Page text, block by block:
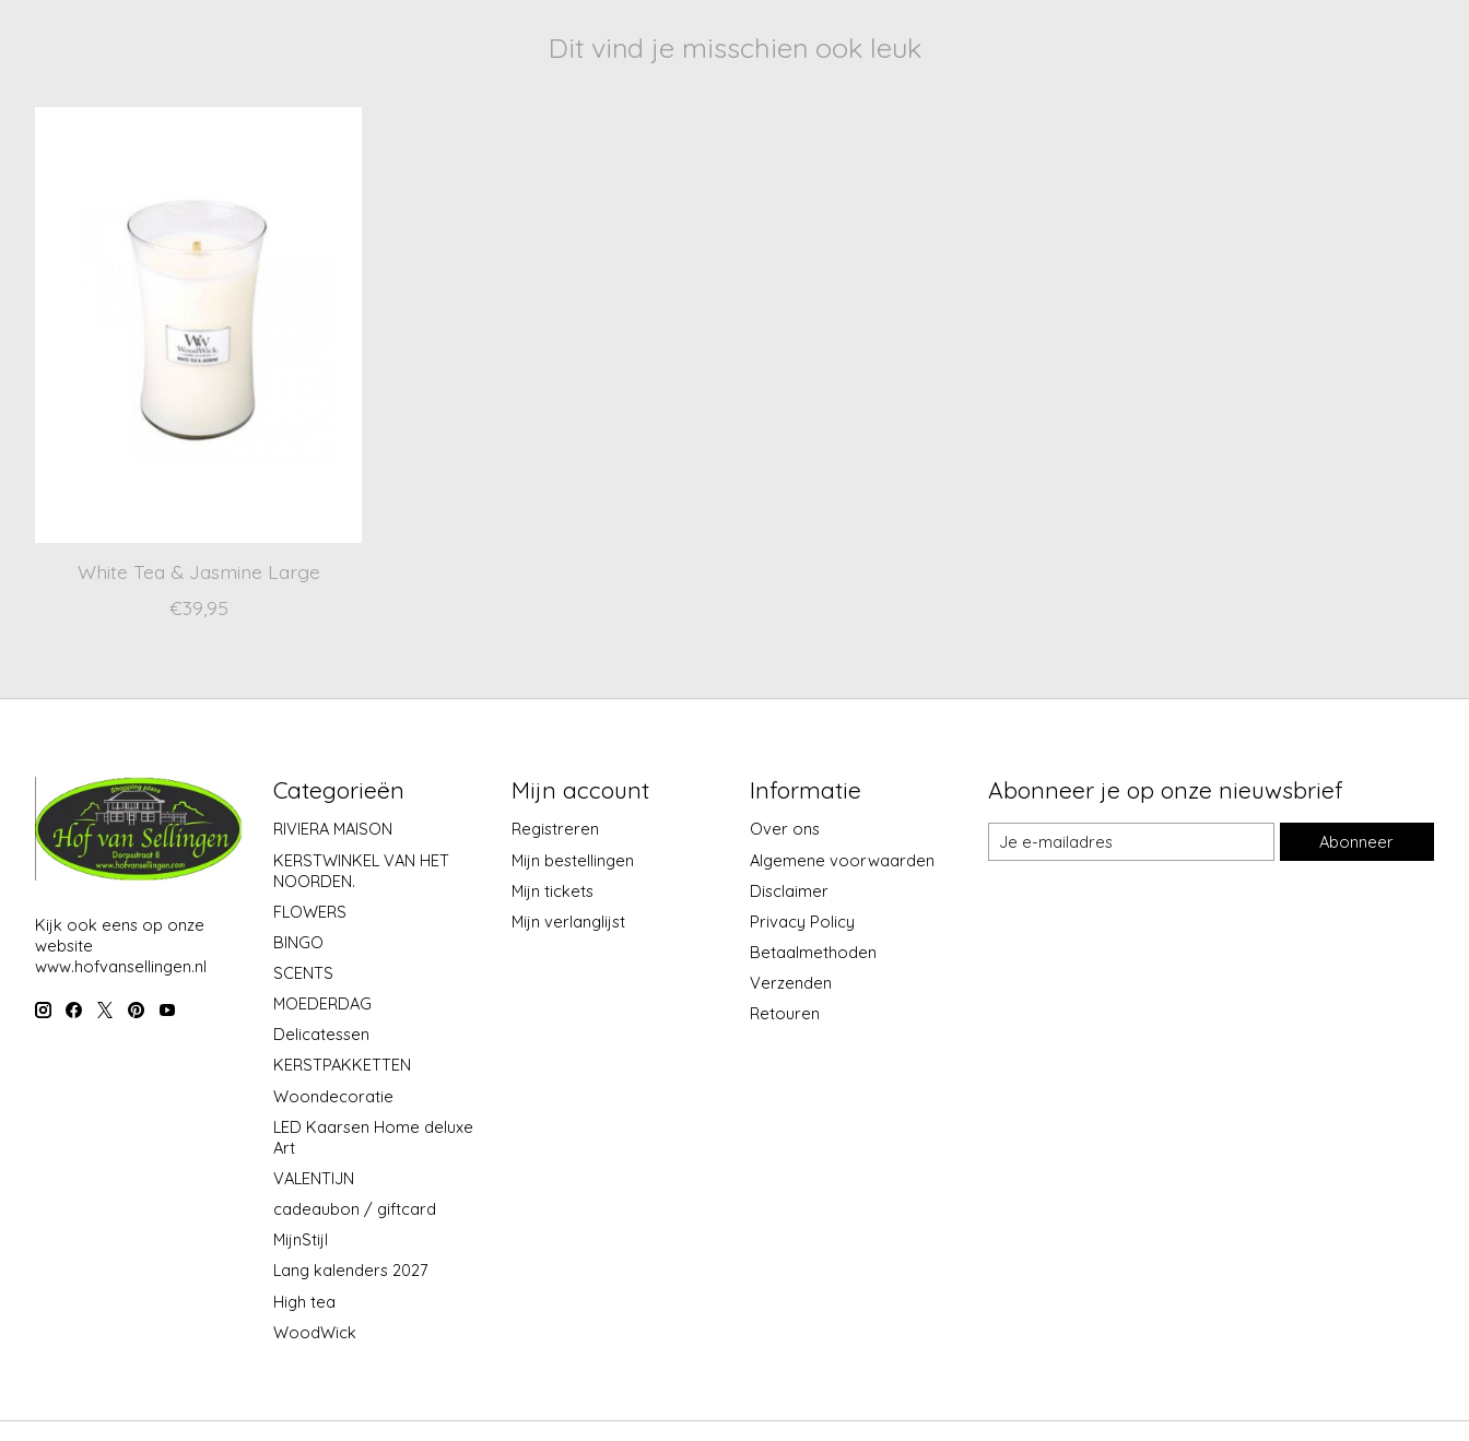
Dit vind je misschien ook leuk
White Tea & Jasmine Large
€39,95
Kijk ook eens op onze
website
www.hofvansellingen.nl
Categorieën
RIVIERA MAISON
KERSTWINKEL VAN HET
NOORDEN.
FLOWERS
BINGO
SCENTS
MOEDERDAG
Delicatessen
KERSTPAKKETTEN
Woondecoratie
LED Kaarsen Home deluxe
Art
VALENTIJN
cadeaubon / giftcard
MijnStijl
Lang kalenders 2027
High tea
WoodWick
Mijn account
Registreren
Mijn bestellingen
Mijn tickets
Mijn verlanglijst
Informatie
Over ons
Algemene voorwaarden
Disclaimer
Privacy Policy
Betaalmethoden
Verzenden
Retouren
Abonneer je op onze nieuwsbrief
Abonneer